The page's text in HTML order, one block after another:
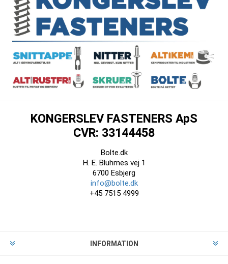
KONGERSLEV FASTENERS ApS
CVR: 33144458
Bolte.dk
H. E. Bluhmes vej 1
6700 Esbjerg
info@bolte.dk
+45 7515 4999
INFORMATION